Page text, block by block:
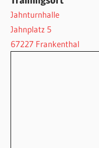
Jahnturnhalle
Jahnplatz 5
67227 Frankenthal